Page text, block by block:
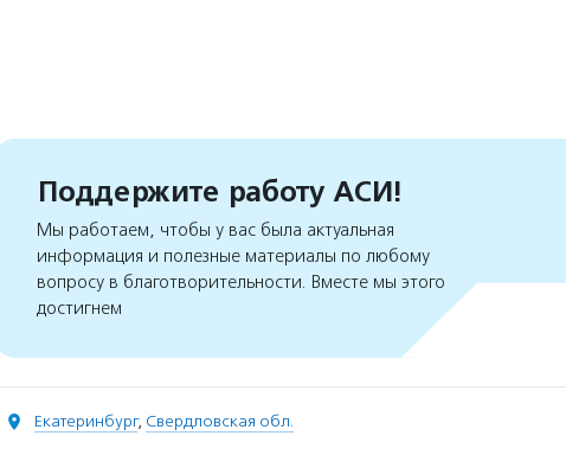
Поддержите работу АСИ!
Мы работаем, чтобы у вас была актуальная
информация и полезные материалы по любому
вопросу в благотворительности. Вместе мы этого
достигнем
Екатеринбург, Свердловская обл.